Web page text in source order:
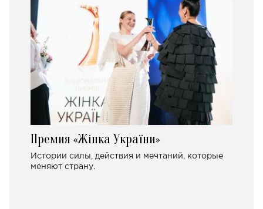
Премия «Жінка України»
Истории силы, действия и мечтаний, которые
меняют страну.